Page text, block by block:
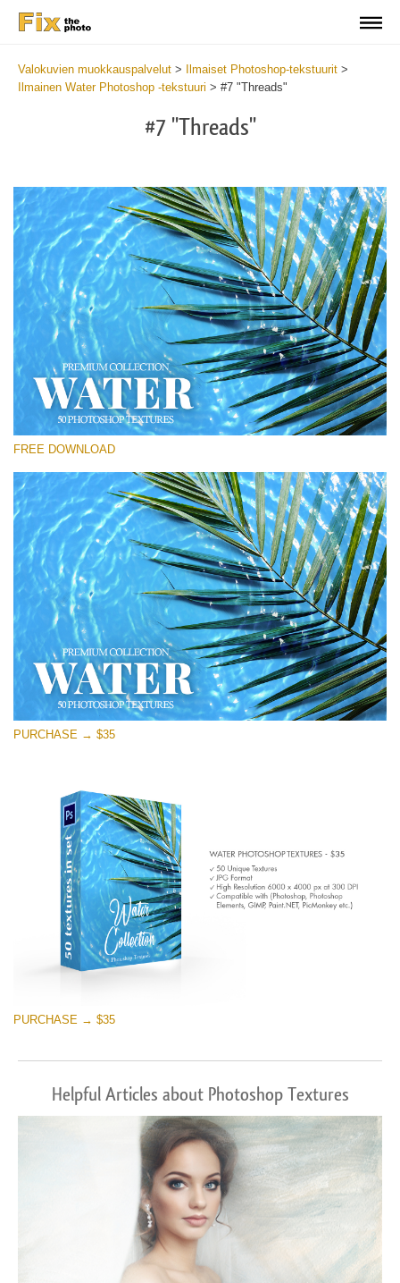
Valokuvien muokkauspalvelut > Ilmaiset Photoshop-tekstuurit >
Ilmainen Water Photoshop -tekstuuri > #7 "Threads"
#7 "Threads"
Please select
Small 800*533px
Water Textures
(50 Textures)
Large 6000*4000px
Entire Collection
(1783 Overlays)
Large 6000*4000px
Free download
FREE DOWNLOAD
PURCHASE → $35
PURCHASE → $35
Helpful Articles about Photoshop Textures